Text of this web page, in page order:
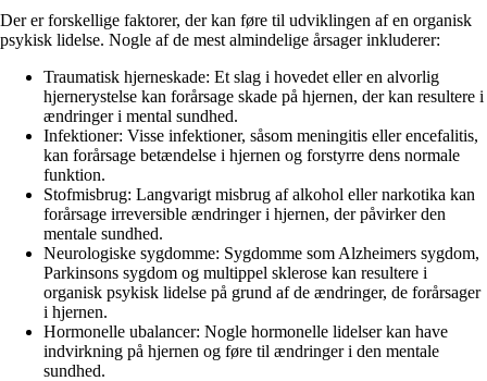
Der er forskellige faktorer, der kan føre til udviklingen af en organisk
psykisk lidelse. Nogle af de mest almindelige årsager inkluderer:
Traumatisk hjerneskade: Et slag i hovedet eller en alvorlig
hjernerystelse kan forårsage skade på hjernen, der kan resultere i
ændringer i mental sundhed.
Infektioner: Visse infektioner, såsom meningitis eller encefalitis,
kan forårsage betændelse i hjernen og forstyrre dens normale
funktion.
Stofmisbrug: Langvarigt misbrug af alkohol eller narkotika kan
forårsage irreversible ændringer i hjernen, der påvirker den
mentale sundhed.
Neurologiske sygdomme: Sygdomme som Alzheimers sygdom,
Parkinsons sygdom og multippel sklerose kan resultere i
organisk psykisk lidelse på grund af de ændringer, de forårsager
i hjernen.
Hormonelle ubalancer: Nogle hormonelle lidelser kan have
indvirkning på hjernen og føre til ændringer i den mentale
sundhed.